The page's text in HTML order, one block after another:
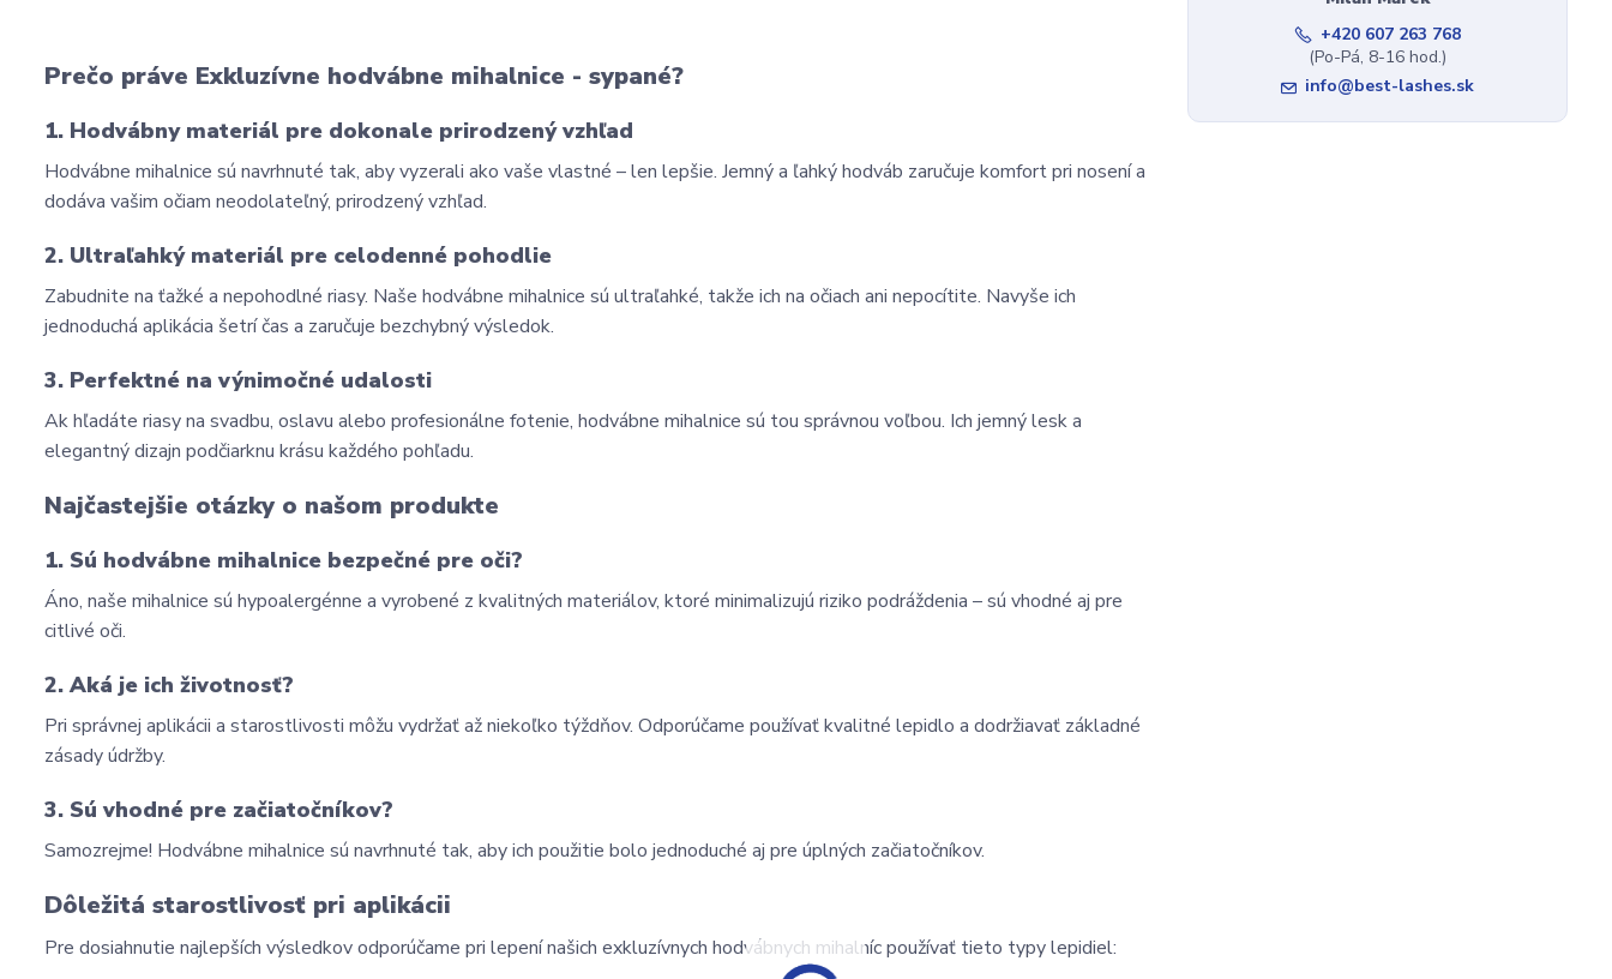
Prečo práve Exkluzívne hodvábne mihalnice - sypané?
1. Hodvábny materiál pre dokonale prirodzený vzhľad
Hodvábne mihalnice sú navrhnuté tak, aby vyzerali ako vaše vlastné – len lepšie. Jemný a ľahký hodváb zaručuje komfort pri nosení a
dodáva vašim očiam neodolateľný, prirodzený vzhľad.
2. Ultraľahký materiál pre celodenné pohodlie
Zabudnite na ťažké a nepohodlné riasy. Naše hodvábne mihalnice sú ultraľahké, takže ich na očiach ani nepocítite. Navyše ich
jednoduchá aplikácia šetrí čas a zaručuje bezchybný výsledok.
3. Perfektné na výnimočné udalosti
Ak hľadáte riasy na svadbu, oslavu alebo profesionálne fotenie, hodvábne mihalnice sú tou správnou voľbou. Ich jemný lesk a
elegantný dizajn podčiarknu krásu každého pohľadu.
Najčastejšie otázky o našom produkte
1. Sú hodvábne mihalnice bezpečné pre oči?
Áno, naše mihalnice sú hypoalergénne a vyrobené z kvalitných materiálov, ktoré minimalizujú riziko podráždenia – sú vhodné aj pre
citlivé oči.
2. Aká je ich životnosť?
Pri správnej aplikácii a starostlivosti môžu vydržať až niekoľko týždňov. Odporúčame používať kvalitné lepidlo a dodržiavať základné
zásady údržby.
3. Sú vhodné pre začiatočníkov?
Samozrejme! Hodvábne mihalnice sú navrhnuté tak, aby ich použitie bolo jednoduché aj pre úplných začiatočníkov.
Dôležitá starostlivosť pri aplikácii
Pre dosiahnutie najlepších výsledkov odporúčame pri lepení našich exkluzívnych hodvábnych mihalníc používať tieto typy lepidiel:
+420 607 263 768
(Po-Pá, 8-16 hod.)
info@best-lashes.sk